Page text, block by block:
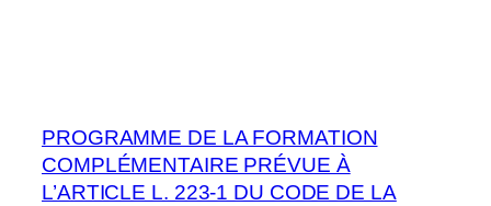
PROGRAMME DE LA FORMATION
COMPLÉMENTAIRE PRÉVUE À
L’ARTICLE L. 223-1 DU CODE DE LA